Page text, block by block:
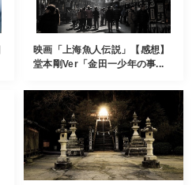
映画「上海魚人伝説」【感想】
堂本剛Ver「金田一少年の事...